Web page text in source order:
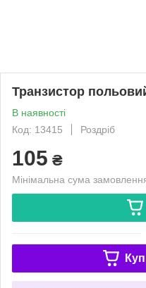
Транзистор
В наявності
Код: 13415
Роздріб
105 ₴
Мінімальна сума